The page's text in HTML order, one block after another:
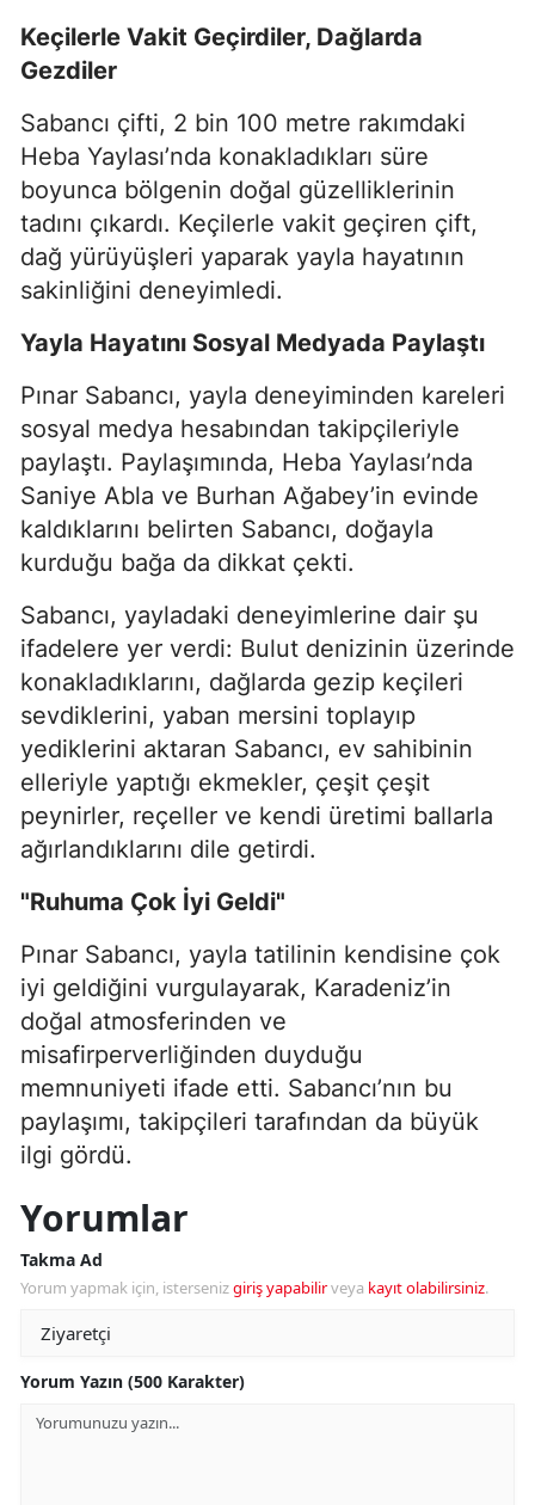
Keçilerle Vakit Geçirdiler, Dağlarda
Gezdiler
Sabancı çifti, 2 bin 100 metre rakımdaki
Heba Yaylası’nda konakladıkları süre
boyunca bölgenin doğal güzelliklerinin
tadını çıkardı. Keçilerle vakit geçiren çift,
dağ yürüyüşleri yaparak yayla hayatının
sakinliğini deneyimledi.
Yayla Hayatını Sosyal Medyada Paylaştı
Pınar Sabancı, yayla deneyiminden kareleri
sosyal medya hesabından takipçileriyle
paylaştı. Paylaşımında, Heba Yaylası’nda
Saniye Abla ve Burhan Ağabey’in evinde
kaldıklarını belirten Sabancı, doğayla
kurduğu bağa da dikkat çekti.
Sabancı, yayladaki deneyimlerine dair şu
ifadelere yer verdi: Bulut denizinin üzerinde
konakladıklarını, dağlarda gezip keçileri
sevdiklerini, yaban mersini toplayıp
yediklerini aktaran Sabancı, ev sahibinin
elleriyle yaptığı ekmekler, çeşit çeşit
peynirler, reçeller ve kendi üretimi ballarla
ağırlandıklarını dile getirdi.
"Ruhuma Çok İyi Geldi"
Pınar Sabancı, yayla tatilinin kendisine çok
iyi geldiğini vurgulayarak, Karadeniz’in
doğal atmosferinden ve
misafirperverliğinden duyduğu
memnuniyeti ifade etti. Sabancı’nın bu
paylaşımı, takipçileri tarafından da büyük
ilgi gördü.
Yorumlar
Takma Ad
Yorum yapmak için, istersenizgiriş yapabilirveya kayıt olabilirsiniz.
Yorum Yazın (500 Karakter)